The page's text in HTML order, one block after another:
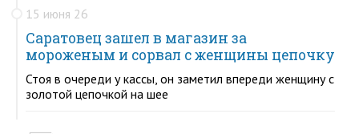
15 июня 26
Саратовец зашел в магазин за
мороженым и сорвал с женщины цепочку
Стоя в очереди у кассы, он заметил впереди женщину с
золотой цепочкой на шее